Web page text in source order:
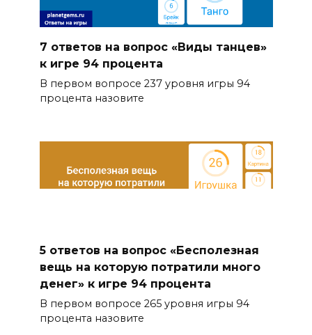
7 ответов на вопрос «Виды танцев»
к игре 94 процента
В первом вопросе 237 уровня игры 94
процента назовите
5 ответов на вопрос «Бесполезная
вещь на которую потратили много
денег» к игре 94 процента
В первом вопросе 265 уровня игры 94
процента назовите